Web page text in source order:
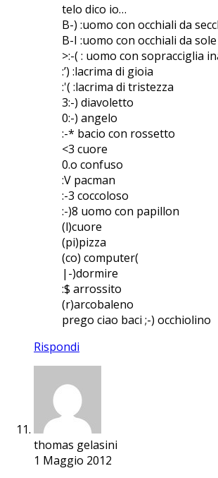
telo dico io…
B-) :uomo con occhiali da
B-I :uomo con occhiali da sole
>:-( : uomo con sopracciglia
:’) :lacrima di gioia
:'( :lacrima di tristezza
3:-) diavoletto
0:-) angelo
:-* bacio con rossetto
<3 cuore
0.o confuso
:V pacman
:-3 coccoloso
:-)8 uomo con papillon
(l)cuore
(pi)pizza
(co) computer(
|-)dormire
:$ arrossito
(r)arcobaleno
prego ciao baci ;-) occhiolino
Rispondi
thomas gelasini
1 Maggio 2012